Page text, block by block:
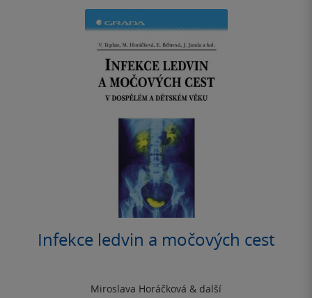
Infekce ledvin a močových cest
Miroslava Horáčková & další